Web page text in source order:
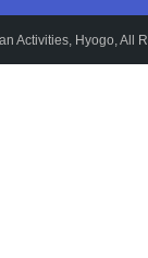
Activities, Hyogo, All